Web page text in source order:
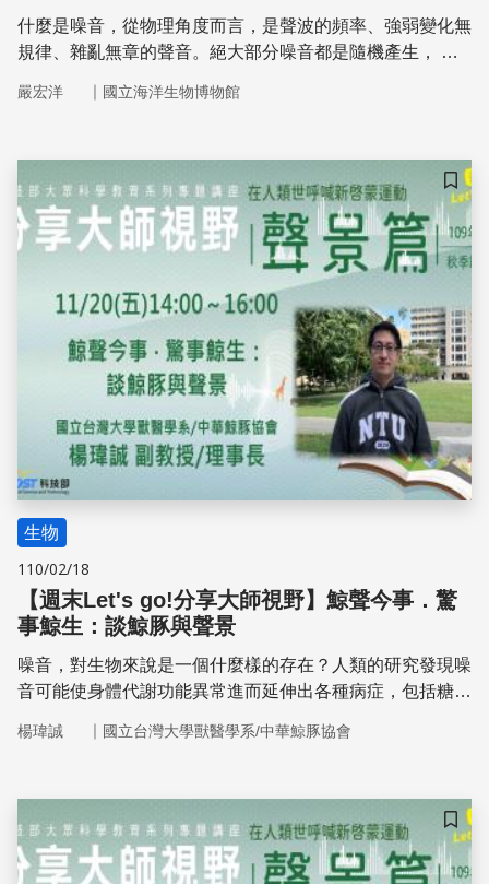
什麼是噪音，從物理角度而言，是聲波的頻率、強弱變化無
規律、雜亂無章的聲音。絕大部分噪音都是隨機產生， 但
嚴宏洋 ｜ 國立海洋生物博物館
儲存
生物
110/02/18
【週末Let's go!分享大師視野 】鯨聲今事．驚
事鯨生：談鯨豚與聲景
噪音，對生物來說是一個什麼樣的存在？人類的研究發現噪
音可能使身體代謝功能異常進而延伸出各種病症，包括糖尿
膽固醇堆積以致至新血管破壞或心肌梗塞
楊瑋誠 ｜ 國立台灣大學獸醫學系/中華鯨豚協會
儲存